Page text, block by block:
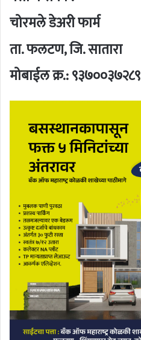
चोरमले डेअरी फार्म
ता. फलटण, जि. सातारा
मोबाईल क्र.:९३७००३७२८९